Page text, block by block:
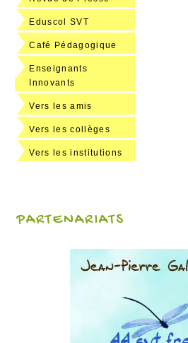
Eduscol SVT
Café Pédagogique
Enseignants
Innovants
Vers les amis
Vers les collèges
Vers les institutions
PARTENARIATS